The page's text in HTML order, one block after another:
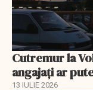
Cutremur la
angajați ar
13 IULIE 2026